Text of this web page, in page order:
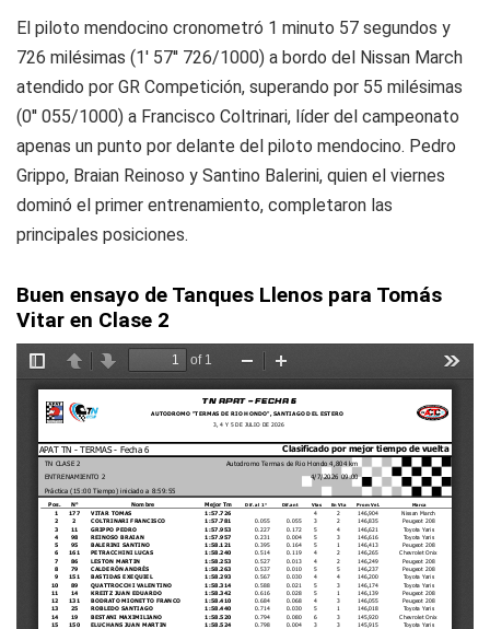
El piloto mendocino cronometró 1 minuto 57 segundos y
726 milésimas (1' 57'' 726/1000) a bordo del Nissan March
atendido por GR Competición, superando por 55 milésimas
(0'' 055/1000) a Francisco Coltrinari, líder del campeonato
apenas un punto por delante del piloto mendocino. Pedro
Grippo, Braian Reinoso y Santino Balerini, quien el viernes
dominó el primer entrenamiento, completaron las
principales posiciones.
Buen ensayo de Tanques Llenos para Tomás
Vitar en Clase 2